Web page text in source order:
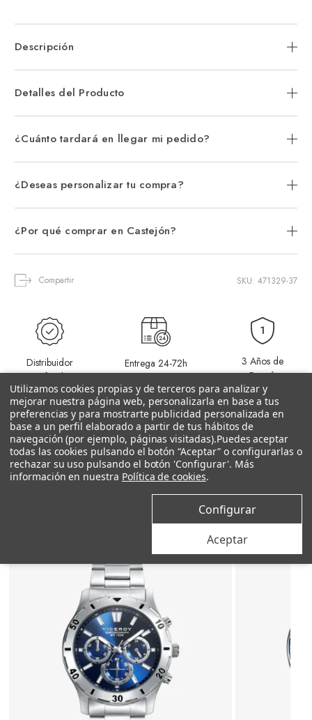
Esfera
Azul
Descripción
Detalles del Producto
¿Cuánto tardará en llegar mi pedido?
¿Deseas personalizar tu compra?
¿Por qué comprar en Castejón?
Compartir SKU: 471329-37
Distribuidor
Oficial
Entrega 24-72h
3 Años de
Grantía
Productos relacionados
–10%
Utilizamos cookies propias y de terceros para analizar y
mejorar nuestra página web, personalizarla en base a tus
preferencias y para mostrarte publicidad personalizada en
base a un perfil elaborado a partir de tus hábitos de
navegación (por ejemplo, páginas visitadas).Puedes aceptar
todas las cookies pulsando el botón “Aceptar” o configurarlas o
rechazar su uso pulsando el botón 'Configurar'. Más
información en nuestra Política de cookies.
Configurar
Aceptar